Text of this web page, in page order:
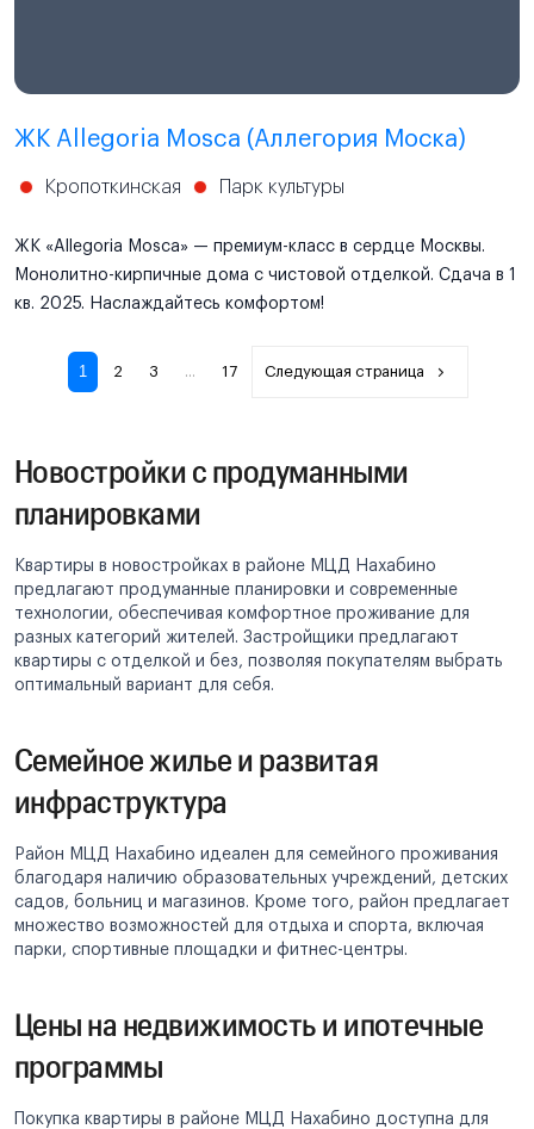
ЖК Allegoria Mosca (Аллегория Моска)
Кропоткинская Парк культуры
ЖК «Allegoria Mosca» — премиум-класс в сердце Москвы.
Монолитно-кирпичные дома с чистовой отделкой. Сдача в 1
кв. 2025. Наслаждайтесь комфортом!
1 2 3 ... 17 Следующая страница
Новостройки с продуманными
планировками
Квартиры в новостройках в районе МЦД Нахабино
предлагают продуманные планировки и современные
технологии, обеспечивая комфортное проживание для
разных категорий жителей. Застройщики предлагают
квартиры с отделкой и без, позволяя покупателям выбрать
оптимальный вариант для себя.
Семейное жилье и развитая
инфраструктура
Район МЦД Нахабино идеален для семейного проживания
благодаря наличию образовательных учреждений, детских
садов, больниц и магазинов. Кроме того, район предлагает
множество возможностей для отдыха и спорта, включая
парки, спортивные площадки и фитнес-центры.
Цены на недвижимость и ипотечные
программы
Покупка квартиры в районе МЦД Нахабино доступна для